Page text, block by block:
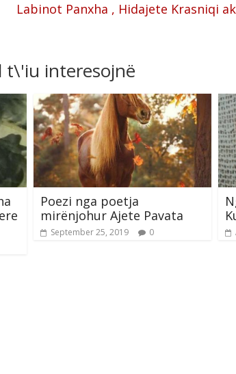
Labinot Panxha , Hidajete Krasniqi
t\'iu interesojnë
Poezi nga poetja
mirënjohur Ajete Pavata
September 25, 2019 0